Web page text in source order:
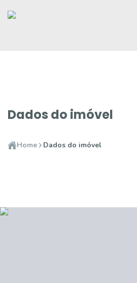
Dados do imóvel
Home Dados do imóvel